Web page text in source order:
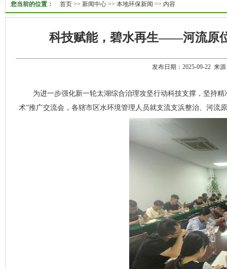
您当前的位置： 首页 >> 新闻中心 >> 本地环保新闻 >> 内容
科技赋能，碧水再生——河流原
发布日期：2025-09-22 来
为进一步强化新一轮太湖综合治理攻坚行动科技支撑，坚持
术”推广交流会，各辖市区水环境管理人员就支流支浜整治、河流